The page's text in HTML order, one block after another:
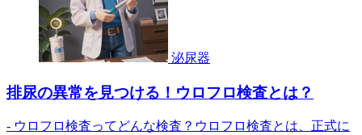
泌尿器
排尿の異常を見つける！ウロフロ検査とは？
- ウロフロ検査ってどんな検査？ウロフロ検査とは、正式に